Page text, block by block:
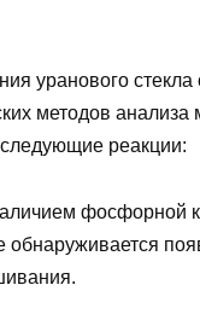
уранового
методов анализа
следующие реакции:
фосфорной
обнаруживается